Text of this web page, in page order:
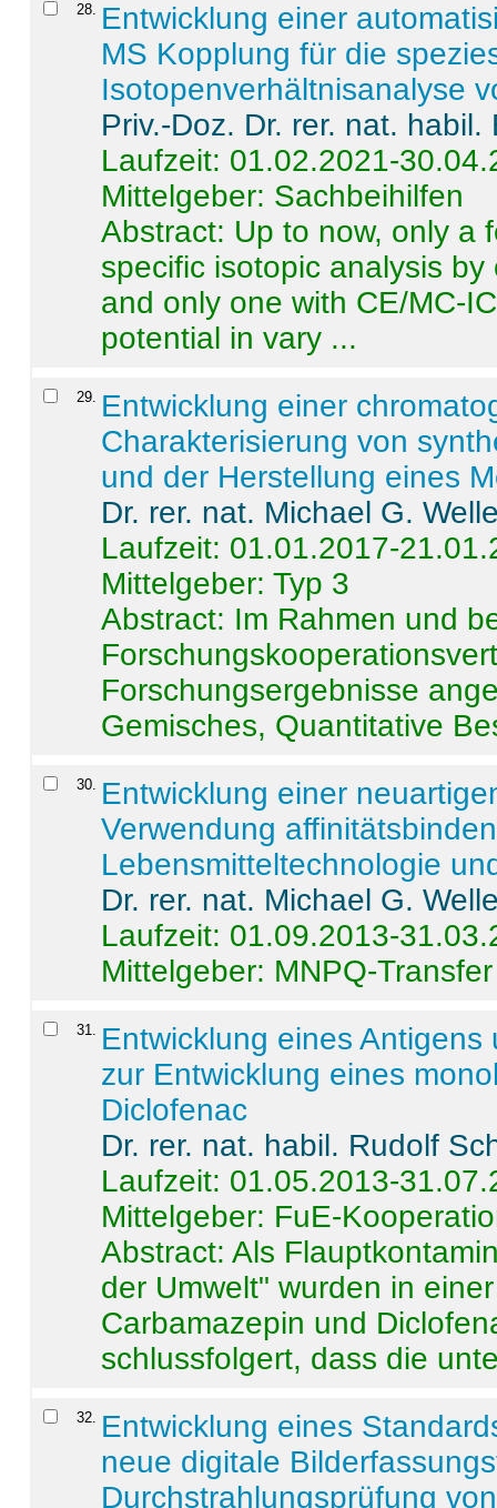
28. Entwicklung einer
MS Kopplung für die
Isotopenverhältnisanalyse
Priv.-Doz. Dr. rer. nat.
Laufzeit: 01.02.2021-
Mittelgeber: Sachbeihilfen
Abstract: Up to now, only a
specific isotopic analysis
and only one with CE/MC-
potential in vary ...
29. Entwicklung einer
Charakterisierung von
und der Herstellung eines
Dr. rer. nat. Michael G.
Laufzeit: 01.01.2017-
Mittelgeber: Typ 3
Abstract: Im Rahmen und
Forschungsergebnisse
Gemisches, Quantitative
30. Entwicklung einer
Verwendung
Lebensmitteltechnologie
Dr. rer. nat. Michael G.
Laufzeit: 01.09.2013-
Mittelgeber: MNPQ-Transfer
31. Entwicklung eines
zur Entwicklung eines
Diclofenac
Dr. rer. nat. habil. Rudolf
Laufzeit: 01.05.2013-
Mittelgeber: FuE-
Abstract:Als
der Umwelt" wurden in
Carbamazepin und
schlussfolgert, dass die
32. Entwicklung eines
neue digitale
Durchstrahlungsprüfung